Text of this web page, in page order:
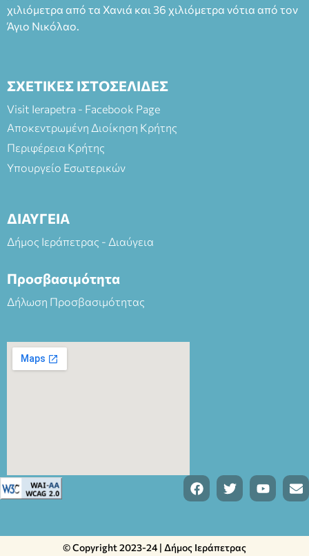
χιλιόμετρα από τα Χανιά και 36 χιλιόμετρα νότια από τον
Άγιο Νικόλαο.
ΣΧΕΤΙΚΕΣ ΙΣΤΟΣΕΛΙΔΕΣ
Visit Ierapetra - Facebook Page
Αποκεντρωμένη Διοίκηση Κρήτης
Περιφέρεια Κρήτης
Υπουργείο Εσωτερικών
ΔΙΑΥΓΕΙΑ
Δήμος Ιεράπετρας - Διαύγεια
Προσβασιμότητα
Δήλωση Προσβασιμότητας
© Copyright 2023-24 | Δήμος Ιεράπετρας